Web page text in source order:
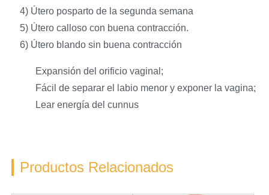
4) Útero posparto de la segunda semana
5) Útero calloso con buena contracción.
6) Útero blando sin buena contracción
Expansión del orificio vaginal;
Fácil de separar el labio menor y exponer la vagina;
Lear energía del cunnus
Productos Relacionados